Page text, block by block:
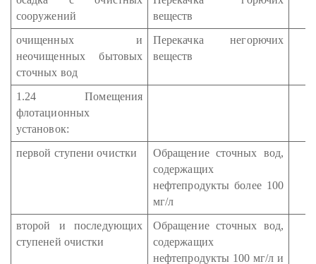
сооружений
веществ
очищенных и
неочищенных бытовых
сточных вод
Перекачка негорючих
веществ
1.24 Помещения
флотационных
установок:
первой ступени очистки
Обращение сточных вод,
содержащих
нефтепродукты более 100
мг/л
второй и последующих
ступеней очистки
Обращение сточных вод,
содержащих
нефтепродукты 100 мг/л и